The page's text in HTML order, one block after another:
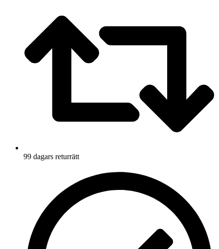
99 dagars returrätt